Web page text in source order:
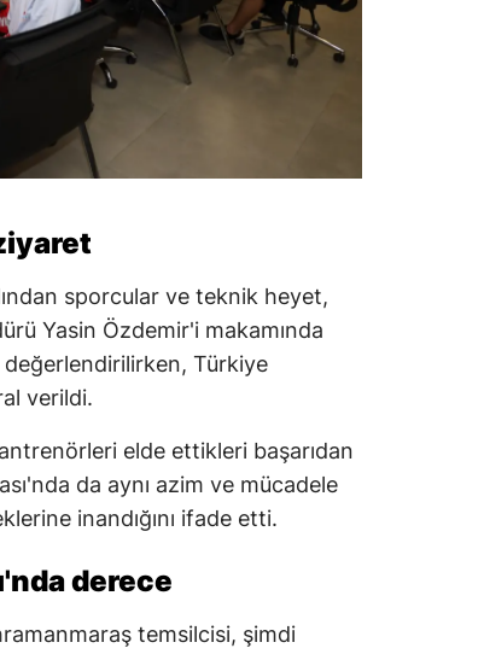
sporcular ve teknik heyet,
Yasin Özdemir'i makamında
Türkiye
verildi.
elde ettikleri başarıdan
da aynı azim ve mücadele
inandığını ifade etti.
derece
temsilcisi, şimdi